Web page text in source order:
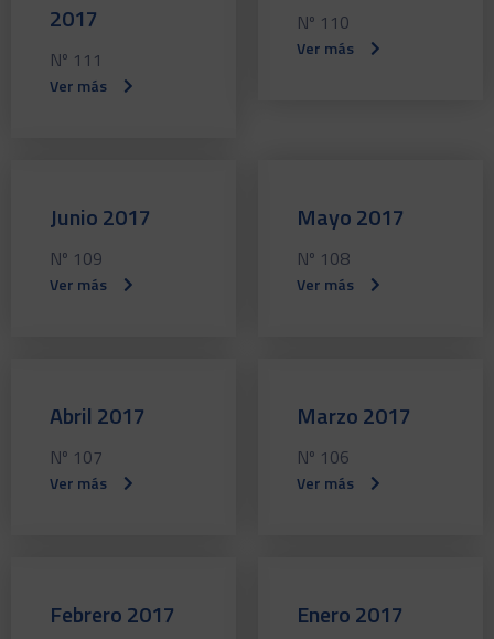
2017
Nº 111
Ver más
Nº 110
Ver más
Junio 2017
Nº 109
Ver más
Mayo 2017
Nº 108
Ver más
Abril 2017
Nº 107
Ver más
Marzo 2017
Nº 106
Ver más
Febrero 2017 Enero 2017